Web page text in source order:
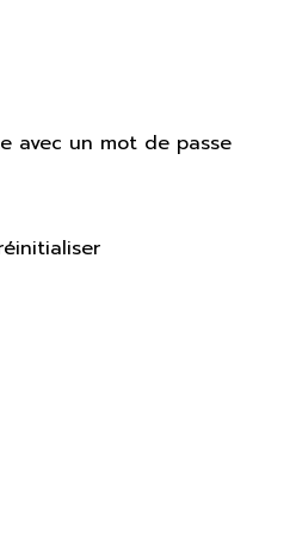
avec un mot de passe